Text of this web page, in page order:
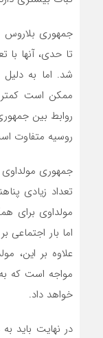
جمهوری بلاروس
تا حدی، آنها با
شد. اما به دلیل
ممکن است کمتر
روابط بین
روسیه متفاوت
جمهوری
تعداد زیادی
مولداوی برای
اما بار اجتماعی
علاوه بر این،
مواجه است که به
خواهد داد.
در نهایت باید